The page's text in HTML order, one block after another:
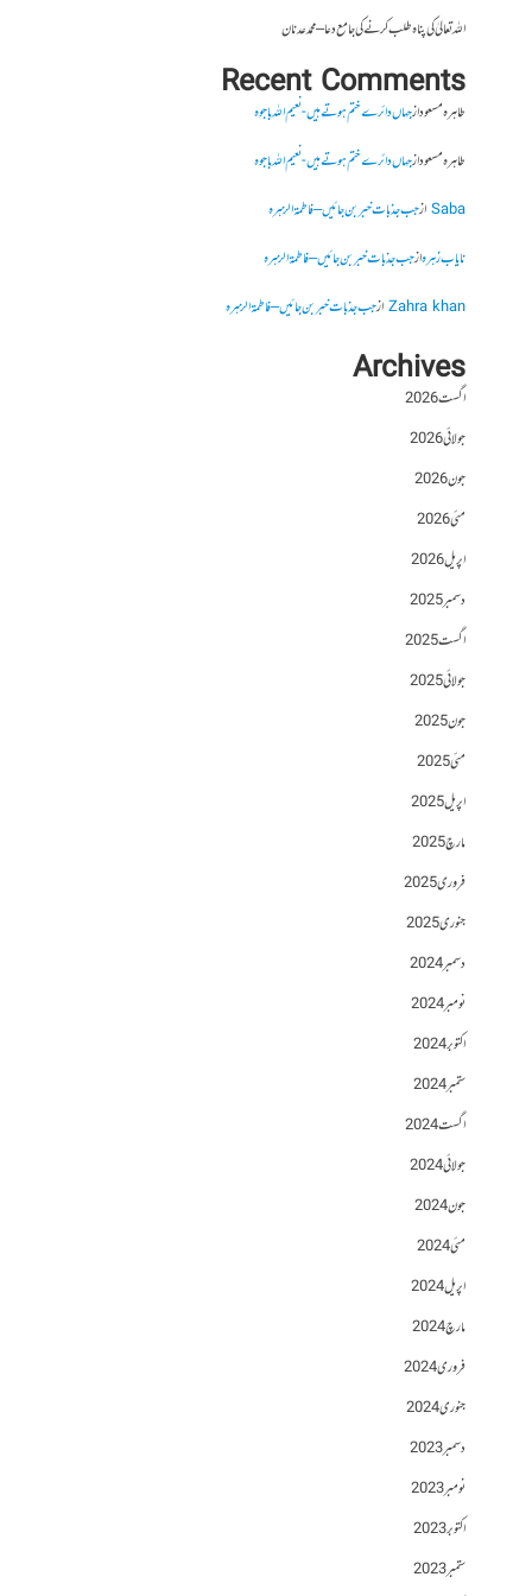
اللہ تعالیٰ کی پناہ طلب کرنے کی جامع دعا – محمد عدنان
Recent Comments
طاہرہ مسعودازجہاں دائرے ختم ہوتے ہیں- نعیم اللہ باجوہ
طاہرہ مسعودازجہاں دائرے ختم ہوتے ہیں- نعیم اللہ باجوہ
Sabaازجب جذبات خبر بن جائیں – فاطمۃالزہرہ
نایاب زہرہازجب جذبات خبر بن جائیں – فاطمۃالزہرہ
Zahra khanازجب جذبات خبر بن جائیں – فاطمۃالزہرہ
Archives
اگست 2026
جولائی 2026
جون 2026
مئی 2026
اپریل 2026
دسمبر 2025
اگست 2025
جولائی 2025
جون 2025
مئی 2025
اپریل 2025
مارچ 2025
فروری 2025
جنوری 2025
دسمبر 2024
نومبر 2024
اکتوبر 2024
ستمبر 2024
اگست 2024
جولائی 2024
جون 2024
مئی 2024
اپریل 2024
مارچ 2024
فروری 2024
جنوری 2024
دسمبر 2023
نومبر 2023
اکتوبر 2023
ستمبر 2023